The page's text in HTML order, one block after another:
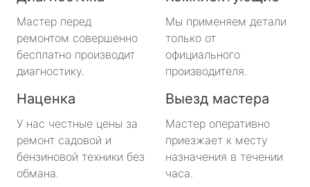
Мастер перед
ремонтом совершенно
бесплатно производит
диагностику.
Мы применяем детали
только от
официального
производителя.
Наценка
У нас честные цены за
ремонт садовой и
бензиновой техники без
обмана.
Выезд мастера
Мастер оперативно
приезжает к месту
назначения в течении
часа.